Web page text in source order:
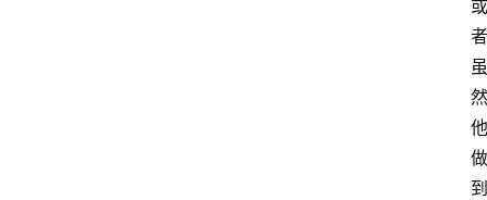
或
者
虽
然
他
做
到